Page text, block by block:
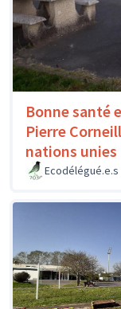
Bonne santé
Pierre
nations unies